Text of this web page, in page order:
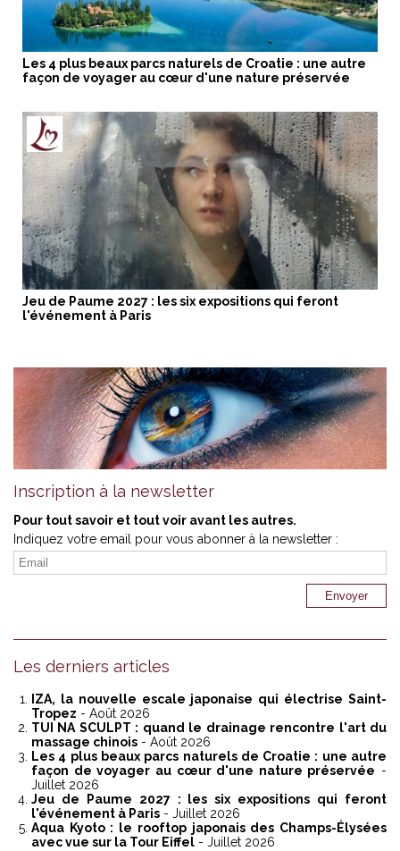
Les 4 plus beaux parcs naturels de Croatie : une autre
façon de voyager au cœur d'une nature préservée
Jeu de Paume 2027 : les six expositions qui feront
l'événement à Paris
Inscription à la newsletter
Pour tout savoir et tout voir avant les autres.
Indiquez votre email pour vous abonner à la newsletter :
Les derniers articles
IZA, la nouvelle escale japonaise qui électrise Saint-
Tropez - Août 2026
TUI NA SCULPT : quand le drainage rencontre l'art du
massage chinois - Août 2026
Les 4 plus beaux parcs naturels de Croatie : une autre
façon de voyager au cœur d'une nature préservée -
Juillet 2026
Jeu de Paume 2027 : les six expositions qui feront
l'événement à Paris - Juillet 2026
Aqua Kyoto : le rooftop japonais des Champs-Élysées
avec vue sur la Tour Eiffel - Juillet 2026